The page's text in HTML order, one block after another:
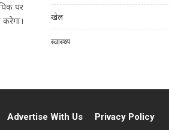
पर
करेगा।
खेल
स्वास्थ्य
Advertise With Us Privacy Policy